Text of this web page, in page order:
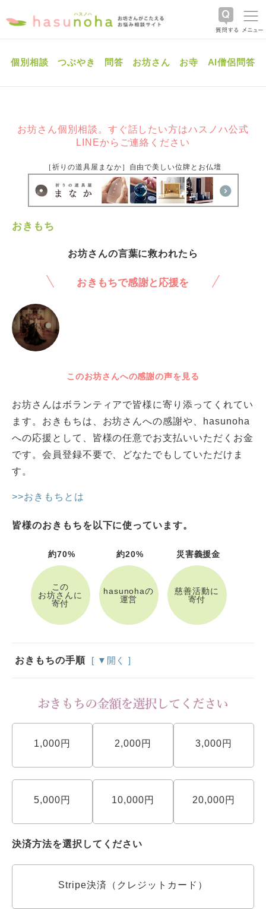
個別相談 つぶやき 問答 お坊さん お寺 AI僧侶問答
お坊さん個別相談。すぐ話したい方はハスノハ公式
LINEからご連絡ください
［祈りの道具屋まなか］自由で美しい位牌とお仏壇
おきもち
お坊さんの言葉に救われたら
おきもちで感謝と応援を
このお坊さんへの感謝の声を見る
お坊さんはボランティアで皆様に寄り添ってくれてい
ます。おきもちは、お坊さんへの感謝や、hasunoha
への応援として、皆様の任意でお支払いいただくお金
です。会員登録不要で、どなたでもしていただけま
す。
>>おきもちとは
皆様のおきもちを以下に使っています。
約70%
この
お坊さんに
寄付
約20%
hasunohaの
運営
災害義援金
慈善活動に
寄付
おきもちの手順 [ ▼開く ]
1,000円 2,000円 3,000円
5,000円 10,000円 20,000円
決済方法を選択してください
Stripe決済（クレジットカード）